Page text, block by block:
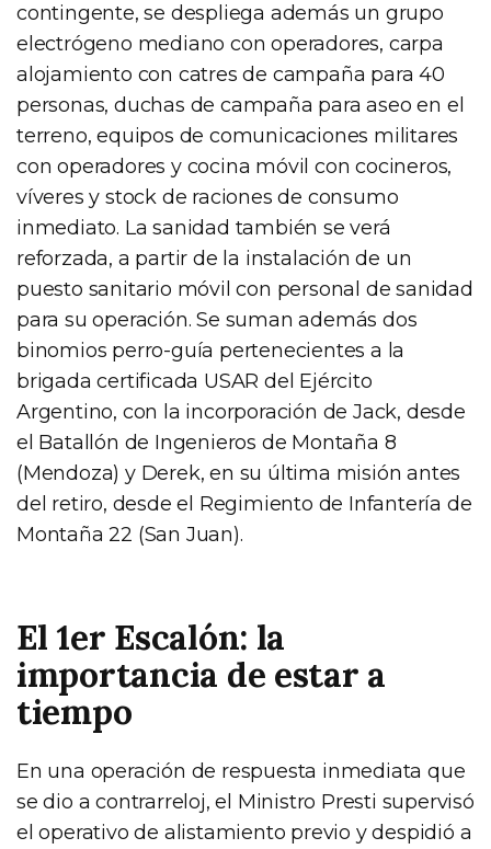
contingente, se despliega además un grupo
electrógeno mediano con operadores, carpa
alojamiento con catres de campaña para 40
personas, duchas de campaña para aseo en el
terreno, equipos de comunicaciones militares
con operadores y cocina móvil con cocineros,
víveres y stock de raciones de consumo
inmediato. La sanidad también se verá
reforzada, a partir de la instalación de un
puesto sanitario móvil con personal de sanidad
para su operación. Se suman además dos
binomios perro-guía pertenecientes a la
brigada certificada USAR del Ejército
Argentino, con la incorporación de Jack, desde
el Batallón de Ingenieros de Montaña 8
(Mendoza) y Derek, en su última misión antes
del retiro, desde el Regimiento de Infantería de
Montaña 22 (San Juan).
El 1er Escalón: la
importancia de estar a
tiempo
En una operación de respuesta inmediata que
se dio a contrarreloj, el Ministro Presti supervisó
el operativo de alistamiento previo y despidió a